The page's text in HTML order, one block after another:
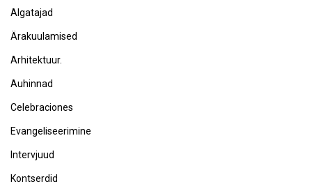
Algatajad
Ärakuulamised
Arhitektuur.
Auhinnad
Celebraciones
Evangeliseerimine
Intervjuud
Kontserdid